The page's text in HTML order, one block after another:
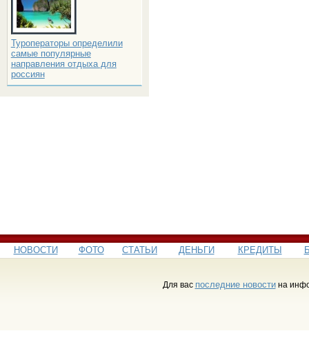
Туроператоры определили
самые популярные
направления отдыха для
россиян
НОВОСТИ ФОТО СТАТЬИ ДЕНЬГИ КРЕДИТЫ
Для вас последние новостина